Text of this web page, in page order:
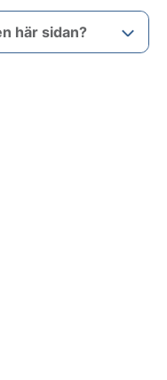
här sidan?